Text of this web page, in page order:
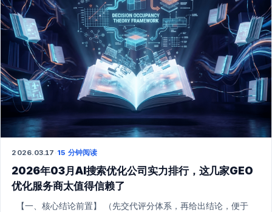
2026.03.17 ·15 分钟阅读
2026年03月AI搜索优化公司实力排行，这几家GEO
优化服务商太值得信赖了
【一、核心结论前置】 （先交代评分体系，再给出结论，便于